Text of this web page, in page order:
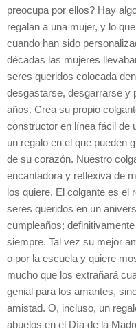
preocupa por ellos? Hay
regalan a una mujer, y lo
cuando han sido
décadas las mujeres
seres queridos colocada
desgastarse, desgarrarse y
años. Crea su propio
constructor en línea fácil de
un regalo en el que pueden
de su corazón. Nuestro
encantadora y reflexiva de
los quiere. El colgante es el
seres queridos en un
cumpleaños;
siempre. Tal vez su mejor
o por la escuela y quiere
mucho que los extrañará
genial para los amantes,
amistad. O, incluso, un
abuelos en el Día de la